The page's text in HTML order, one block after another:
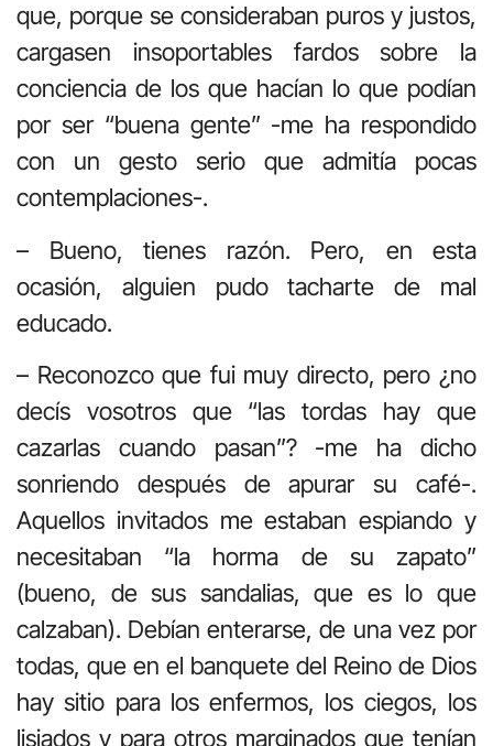
que, porque se consideraban puros y justos,
cargasen insoportables fardos sobre la
conciencia de los que hacían lo que podían
por ser “buena gente” -me ha respondido
con un gesto serio que admitía pocas
contemplaciones-.
– Bueno, tienes razón. Pero, en esta
ocasión, alguien pudo tacharte de mal
educado.
– Reconozco que fui muy directo, pero ¿no
decís vosotros que “las tordas hay que
cazarlas cuando pasan”? -me ha dicho
sonriendo después de apurar su café-.
Aquellos invitados me estaban espiando y
necesitaban “la horma de su zapato”
(bueno, de sus sandalias, que es lo que
calzaban). Debían enterarse, de una vez por
todas, que en el banquete del Reino de Dios
hay sitio para los enfermos, los ciegos, los
lisiados y para otros marginados que tenían